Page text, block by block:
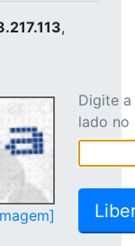
,
Digite
lado no